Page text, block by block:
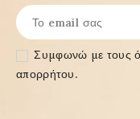
Συμφωνώ με τους
απορρήτου.